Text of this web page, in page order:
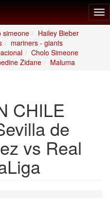
simeone
Hailey Bieber
mariners - giants
Cholo Simeone
Zidane Maluma
CHILE
de
vs Real